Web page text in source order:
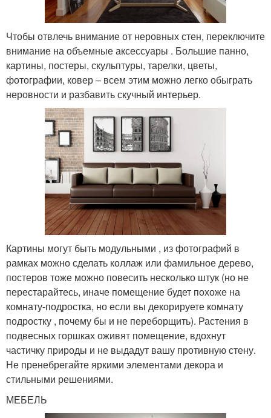
Чтобы отвлечь внимание от неровных стен, переключите
внимание на объемные аксессуары . Большие панно,
картины, постеры, скульптуры, тарелки, цветы,
фотографии, ковер – всем этим можно легко обыграть
неровности и разбавить скучный интерьер.
Картины могут быть модульными , из фотографий в
рамках можно сделать коллаж или фамильное дерево,
постеров тоже можно повесить несколько штук (но не
перестарайтесь, иначе помещение будет похоже на
комнату-подростка, но если вы декорируете комнату
подростку , почему бы и не переборщить). Растения в
подвесных горшках оживят помещение, вдохнут
частичку природы и не выдадут вашу противную стену.
Не пренебрегайте яркими элементами декора и
стильными решениями.
МЕБЕЛЬ